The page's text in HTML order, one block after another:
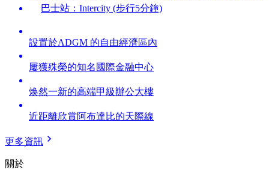
巴士站：Intercity (步行5分鐘)
設置於ADGM 的自由經濟區內
屢獲殊榮的知名國際金融中心
焕然一新的高端甲級辦公大樓
近距離欣賞阿布達比的天際線
更多資訊
關於